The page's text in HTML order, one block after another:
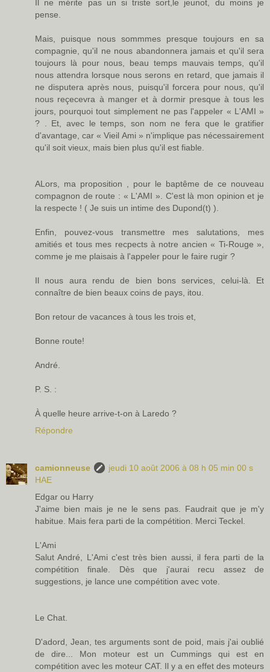
Il ne mérite pas un si triste sort,le jeunot, du moins je
pense.
Mais, puisque nous sommmes presque toujours en sa
compagnie, qu'il ne nous abandonnera jamais et qu'il sera
toujours là pour nous, beau temps mauvais temps, qu'il
nous attendra lorsque nous serons en retard, que jamais il
ne disputera après nous, puisqu'il forcera pour nous, qu'il
nous reçecevra à manger et à dormir presque à tous les
jours, pourquoi tout simplement ne pas l'appeler « L'AMI »
? . Et, avec le temps, son nom ne fera que le gratifier
d'avantage, car « Vieil Ami » n'implique pas nécessairement
qu'il soit vieux, mais bien plus qu'il est fiable.
ALors, ma proposition , pour le baptême de ce nouveau
compagnon de route : « L'AMI ». C'est là mon opinion et je
la respecte ! ( Je suis un intime des Dupond(t) ).
Enfin, pouvez-vous transmettre mes salutations, mes
amitiés et tous mes recpects à notre ancien « Ti-Rouge »,
comme je me plaisais à l'appeler pour le faire rugir ?
Il nous aura rendu de bien bons services, celui-là. Et
connaître de bien beaux coins de pays, itou.
Bon retour de vacances à tous les trois et,
Bonne route!
André.
P. S. :
À quelle heure arrive-t-on à Laredo ?
Répondre
camionneuse
jeudi 10 août 2006 à 08 h 05 min 00 s
HAE
Edgar ou Harry
J'aime bien mais je ne le sens pas. Faudrait que je m'y
habitue. Mais fera parti de la compétition. Merci Teckel.
L'Ami
Salut André, L'Ami c'est très bien aussi, il fera parti de la
compétition finale. Dès que j'aurai recu assez de
suggestions, je lance une compétition avec vote.
Le Chat.
D'adord, Jean, tes arguments sont de poid, mais j'ai oublié
de dire... Mon moteur est un Cummings qui est en
compétition avec les moteur CAT. Il y a en effet des moteurs